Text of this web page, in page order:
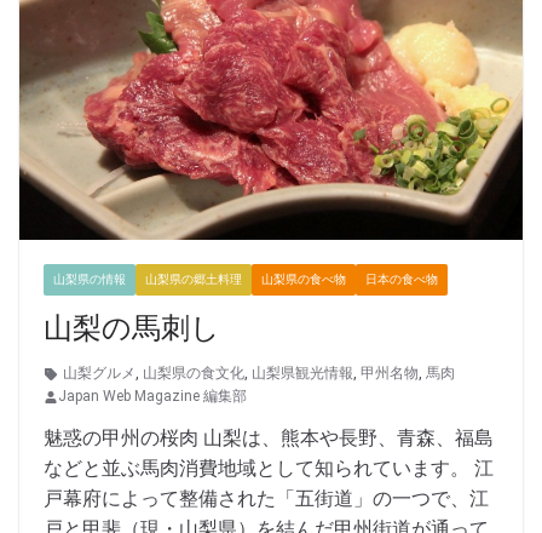
山梨県の情報 山梨県の郷土料理 山梨県の食べ物 日本の食べ物
山梨の馬刺し
山梨グルメ, 山梨県の食文化, 山梨県観光情報, 甲州名物, 馬肉
Japan Web Magazine 編集部
魅惑の甲州の桜肉 山梨は、熊本や長野、青森、福島
などと並ぶ馬肉消費地域として知られています。 江
戸幕府によって整備された「五街道」の一つで、江